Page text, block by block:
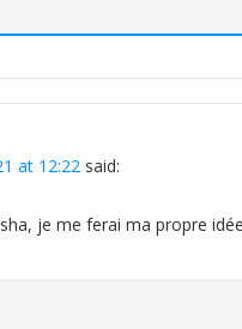
at 12:22 said:
je me ferai ma propre